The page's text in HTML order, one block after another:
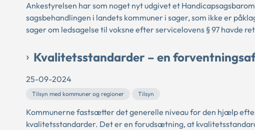
Ankestyrelsen har som noget nyt udgivet et
sagsbehandlingen i landets kommuner i sager, som ikke er
sager om ledsagelse til voksne efter servicelovens § 97 havde
Kvalitetsstandarder – en
25-09-2024
Tilsyn med kommuner og regioner Tilsyn
Kommunerne fastsætter det generelle niveau for den hjælp
kvalitetsstandarder. Det er en forudsætning, at